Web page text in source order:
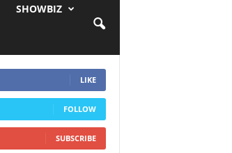
SHOWBIZ
LIKE
FOLLOW
SUBSCRIBE